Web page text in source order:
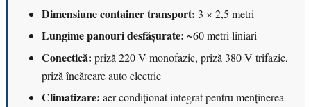
Dimensiune container transport: 3 × 2,5 metri
Lungime panouri desfășurate: ~60 metri liniari
Conectică: priză 220 V monofazic, priză 380 V trifazic,
priză încărcare auto electric
Climatizare: aer condiționat integrat pentru menținerea